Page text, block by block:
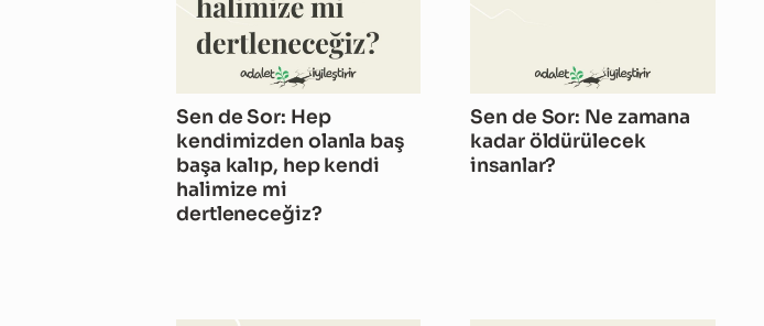
Sen de Sor: Hep
kendimizden olanla baş
başa kalıp, hep kendi
halimize mi
dertleneceğiz?
Sen de Sor: Ne zamana
kadar öldürülecek
insanlar?